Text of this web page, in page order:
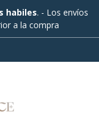
habiles. - Los envíos
a la compra